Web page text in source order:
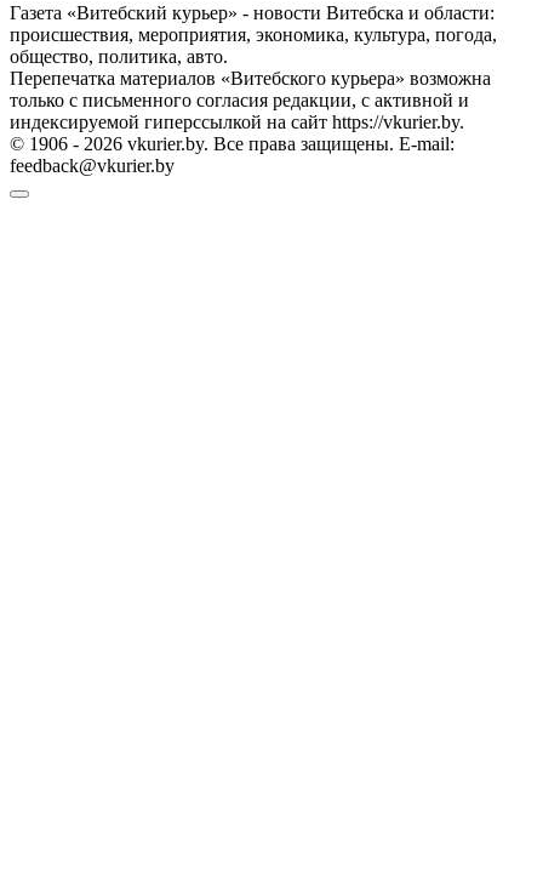
Газета «Витебский курьер» - новости Витебска и области:
происшествия, мероприятия, экономика, культура, погода,
общество, политика, авто.
Перепечатка материалов «Витебского курьера» возможна
только с письменного согласия редакции, с активной и
индексируемой гиперссылкой на сайт https://vkurier.by.
© 1906 - 2026 vkurier.by. Все права защищены. E-mail:
feedback@vkurier.by